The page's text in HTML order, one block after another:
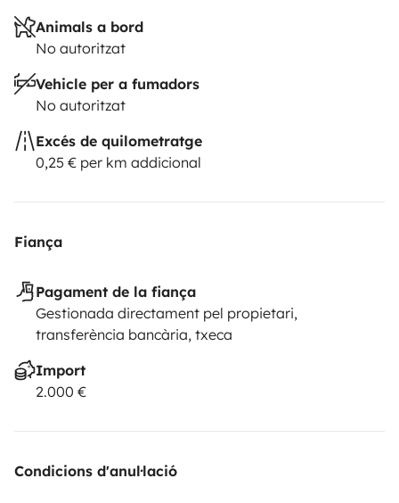
Animals a bord
No autoritzat
Vehicle per a fumadors
No autoritzat
Excés de quilometratge
0,25 € per km addicional
Fiança
Pagament de la fiança
Gestionada directament pel propietari,
transferència bancària, txeca
Import
2.000 €
Condicions d'anul·lació